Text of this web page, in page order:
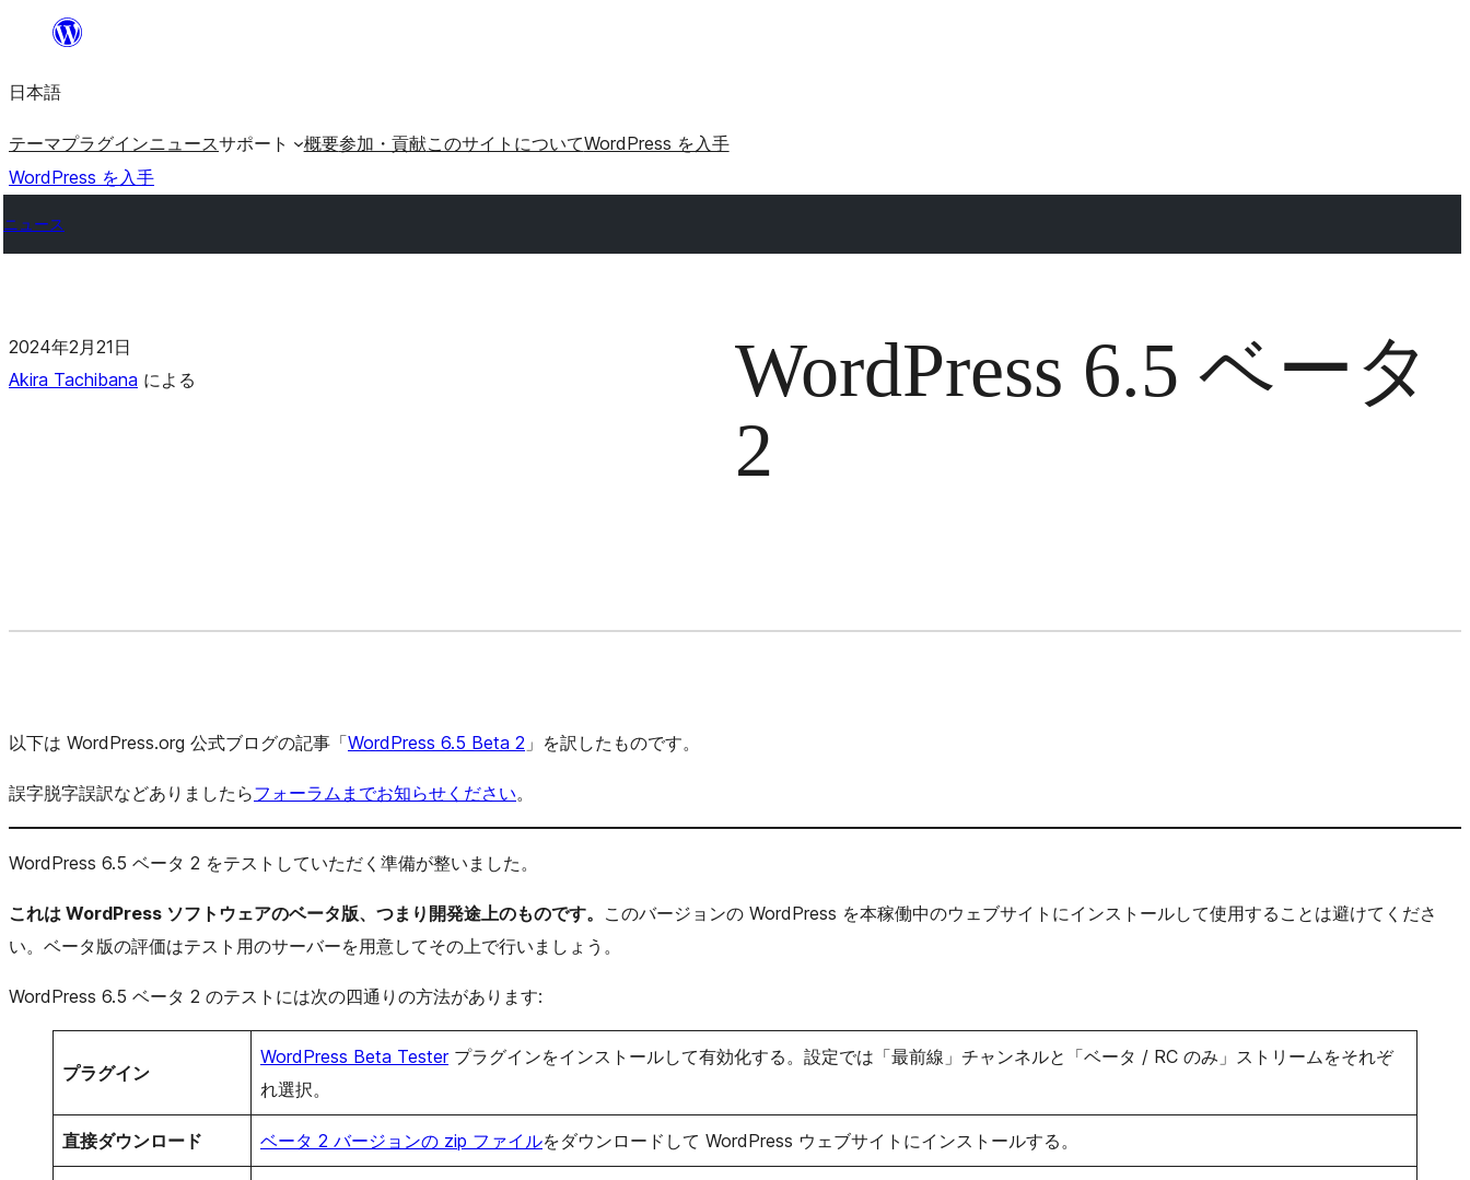
日本語
テーマプラグインニュースサポート 概要参加・貢献このサイトについてWordPress を入手
WordPress を入手
ニュース
2024年2月21日
Akira Tachibana による
WordPress 6.5 ベータ
2
以下は WordPress.org 公式ブログの記事「WordPress 6.5 Beta 2 」を訳したものです。
誤字脱字誤訳などありましたらフォーラムまでお知らせください。
WordPress 6.5 ベータ 2 をテストしていただく準備が整いました。
これは WordPress ソフトウェアのベータ版、つまり開発途上のものです。 このバージョンの WordPress を本稼働中のウェブサイトにインストールして使用することは避けてくださ
い。ベータ版の評価はテスト用のサーバーを用意してその上で行いましょう。
WordPress 6.5 ベータ 2 のテストには次の四通りの方法があります:
プラグイン
WordPress Beta Testerプラグインをインストールして有効化する。設定では「最前線」チャンネルと「ベータ / RC のみ」ストリームをそれぞ
れ選択。
直接ダウンロード ベータ 2 バージョンの zip ファイルをダウンロードして WordPress ウェブサイトにインストールする。